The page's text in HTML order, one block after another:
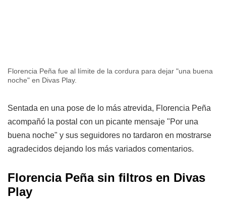
Florencia Peña fue al límite de la cordura para dejar "una buena
noche" en Divas Play.
Sentada en una pose de lo más atrevida, Florencia Peña
acompañó la postal con un picante mensaje "Por una
buena noche" y sus seguidores no tardaron en mostrarse
agradecidos dejando los más variados comentarios.
Florencia Peña sin filtros en Divas
Play